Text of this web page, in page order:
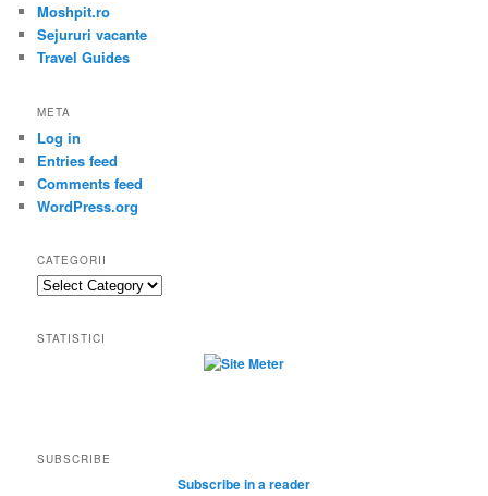
Moshpit.ro
Sejururi vacante
Travel Guides
META
Log in
Entries feed
Comments feed
WordPress.org
CATEGORII
Categorii
STATISTICI
SUBSCRIBE
Subscribe in a reader